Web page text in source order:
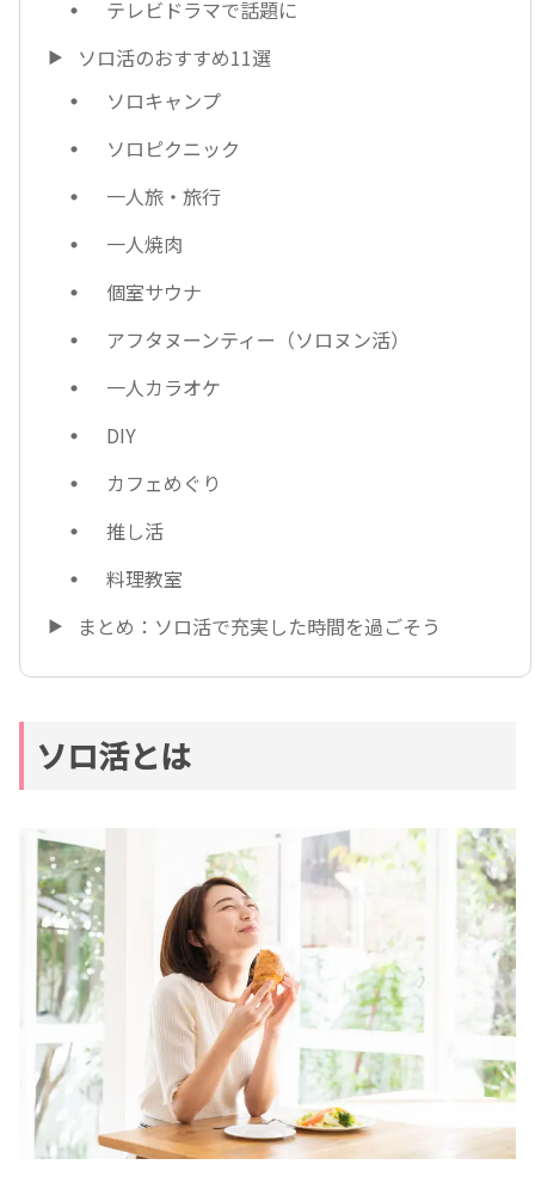
テレビドラマで話題に
ソロ活のおすすめ11選
ソロキャンプ
ソロピクニック
一人旅・旅行
一人焼肉
個室サウナ
アフタヌーンティー（ソロヌン活）
一人カラオケ
DIY
カフェめぐり
推し活
料理教室
まとめ：ソロ活で充実した時間を過ごそう
ソロ活とは